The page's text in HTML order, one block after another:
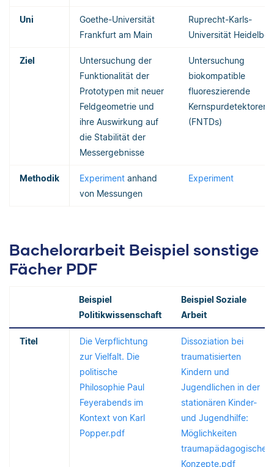
Uni
Goethe-Universität
Frankfurt am Main
Ruprecht-Karls-
Universität
Ziel
Untersuchung der
Funktionalität der
Prototypen mit neuer
Feldgeometrie und
ihre Auswirkung auf
die Stabilität der
Messergebnisse
Untersuchung
biokompatible
fluoreszierende
Kernspurdetektoren
(FNTDs)
Methodik Experiment anhand
von Messungen
Experiment
Bachelorarbeit Beispiel sonstige
Fächer PDF
Beispiel
Politikwissenschaft
Beispiel Soziale
Arbeit
Titel
Die Verpflichtung
zur Vielfalt. Die
politische
Philosophie Paul
Feyerabends im
Kontext von Karl
Popper.pdf
Dissoziation bei
traumatisierten
Kindern und
Jugendlichen in der
stationären Kinder-
und Jugendhilfe:
Möglichkeiten
traumapädagogischer
Konzepte.pdf